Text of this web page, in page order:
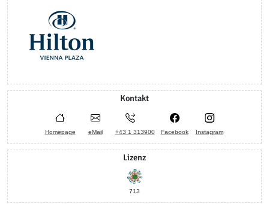
Kontakt
Homepage eMail +43 1 313900 Facebook Instagram
Lizenz
713